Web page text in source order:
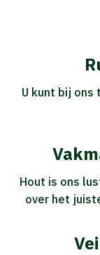
U kunt bij
Hout is ons
over het